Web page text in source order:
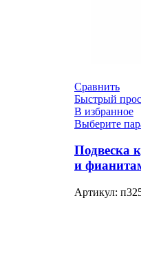
Сравнить
Быстрый
В избранное
Выберите
Подвеска
и
Артикул: